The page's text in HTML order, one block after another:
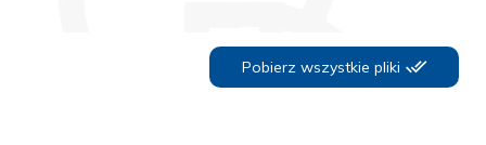
Pobierz wszystkie pliki